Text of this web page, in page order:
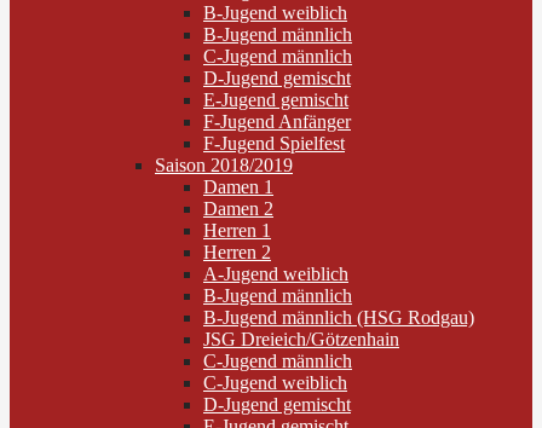
B-Jugend weiblich
B-Jugend männlich
C-Jugend männlich
D-Jugend gemischt
E-Jugend gemischt
F-Jugend Anfänger
F-Jugend Spielfest
Saison 2018/2019
Damen 1
Damen 2
Herren 1
Herren 2
A-Jugend weiblich
B-Jugend männlich
B-Jugend männlich (HSG Rodgau)
JSG Dreieich/Götzenhain
C-Jugend männlich
C-Jugend weiblich
D-Jugend gemischt